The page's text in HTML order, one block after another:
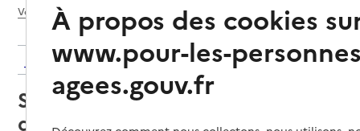
Voir le fil d’Ariane
Retour aux résultats de l'annuaire
Service de soins infirmiers à
domicile – SSIAD - Association
À propos des cookies
www.pour-les-
agees.gouv.fr